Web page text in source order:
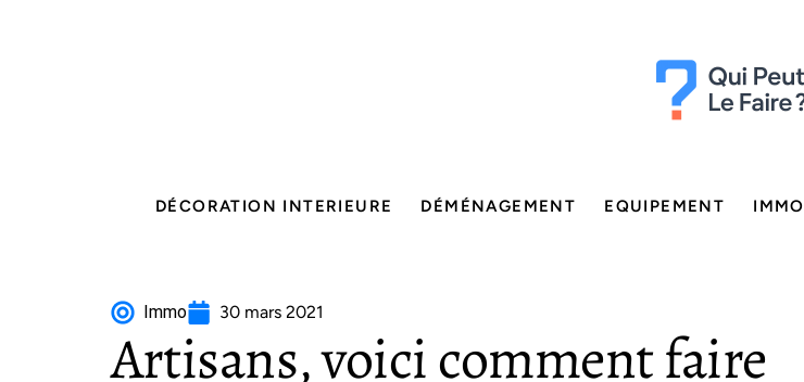
DÉCORATION INTERIEURE DÉMÉNAGEMENT EQUIPEMENT IMMO
Immo 30 mars 2021
Artisans, voici comment faire